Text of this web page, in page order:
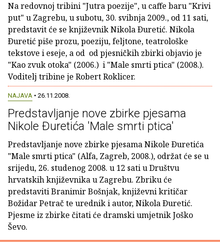
Na redovnoj tribini "Jutra poezije", u caffe baru "Krivi
put" u Zagrebu, u subotu, 30. svibnja 2009., od 11 sati,
predstavit će se književnik Nikola Ðuretić. Nikola
Ðuretić piše prozu, poeziju, feljtone, teatrološke
tekstove i eseje, a od od pjesničkih zbirki objavio je
"Kao zvuk otoka" (2006.) i "Male smrti ptica" (2008.).
Voditelj tribine je Robert Roklicer.
NAJAVA • 26.11.2008.
Predstavljanje nove zbirke pjesama
Nikole Ðuretića 'Male smrti ptica'
Predstavljanje nove zbirke pjesama Nikole Ðuretića
"Male smrti ptica" (Alfa, Zagreb, 2008.), održat će se u
srijedu, 26. studenog 2008. u 12 sati u Društvu
hrvatskih književnika u Zagrebu. Zbriku će
predstaviti Branimir Bošnjak, književni kritičar
Božidar Petrač te urednik i autor, Nikola Ðuretić.
Pjesme iz zbirke čitati će dramski umjetnik Joško
Ševo.